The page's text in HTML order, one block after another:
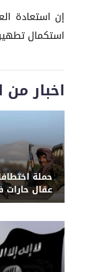
إن استعادة
استكمال
اخبار
حملة
عقال
ضغوط